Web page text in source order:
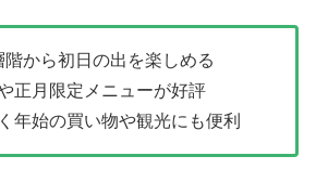
階から初日の出を楽しめる
正月限定メニューが好評
年始の買い物や観光にも便利